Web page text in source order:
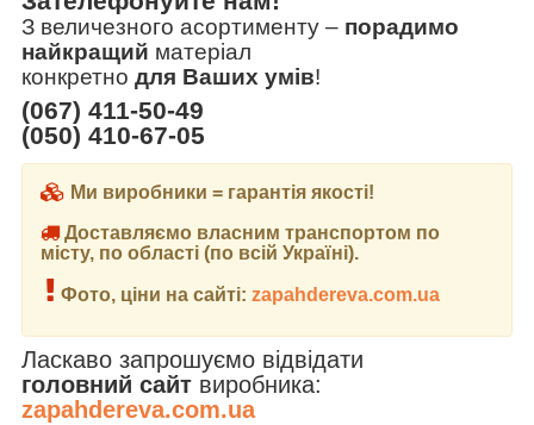
З величезного асортименту – порадимо
найкращий матеріал
конкретно для Ваших умів!
(067) 411-50-49
(050) 410-67-05
Ми виробники = гарантія якості!
Доставляємо власним транспортом по
місту, по області (по всій Україні).
Фото, ціни на сайті: zapahdereva.com.ua
Ласкаво запрошуємо відвідати
головний сайт виробника:
zapahdereva.com.ua